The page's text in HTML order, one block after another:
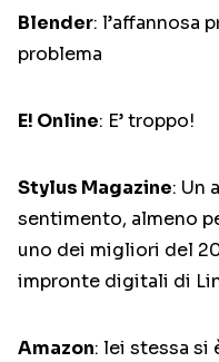
Blender: l’affannosa
problema
E! Online: E’ troppo!
Stylus Magazine: Un
sentimento, almeno
uno dei migliori del
impronte digitali di
Amazon: lei stessa si